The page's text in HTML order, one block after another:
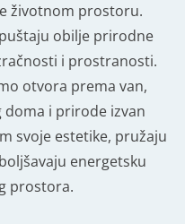
životnom prostoru.
obilje prirodne
i prostranosti.
otvora prema van,
doma i prirode izvan
svoje estetike, pružaju
energetsku
prostora.